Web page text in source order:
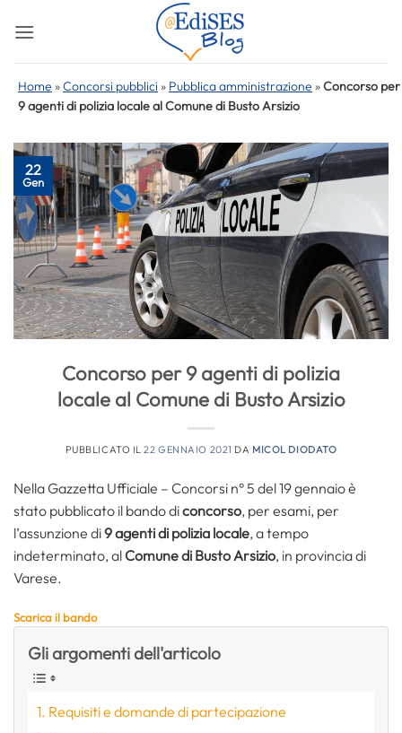
Home »Concorsi pubblici » Pubblica amministrazione »Concorso per
9 agenti di polizia locale al Comune di Busto Arsizio
22
Gen
Concorso per 9 agenti di polizia
locale al Comune di Busto Arsizio
PUBBLICATO IL22 GENNAIO 2021 DA MICOL DIODATO
Nella Gazzetta Ufficiale – Concorsi n° 5 del 19 gennaio è
stato pubblicato il bando diconcorso, per esami, per
l’assunzione di9 agenti di polizia locale, a tempo
indeterminato, al Comune di Busto Arsizio, in provincia di
Varese.
Scarica il bando
Gli argomenti dell'articolo
Requisiti e domande di partecipazione